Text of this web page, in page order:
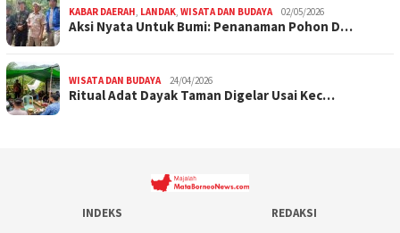
KABAR DAERAH, LANDAK, WISATA DAN BUDAYA 02/05/2026
Aksi Nyata Untuk Bumi: Penanaman Pohon D…
WISATA DAN BUDAYA 24/04/2026
Ritual Adat Dayak Taman Digelar Usai Kec…
INDEKS
REDAKSI